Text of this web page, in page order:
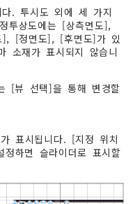
. 투시도 외에 세 가지
투상도에는 [상측면도],
], [정면도], [후면도]가 있
소재가 표시되지 않습니
[뷰 선택]을 통해 변경할
표시됩니다. [지정 위치
하면 슬라이더로 표시할